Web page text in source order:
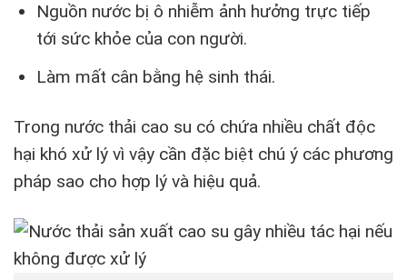
Nguồn nước bị ô nhiễm ảnh hưởng trực tiếp
tới sức khỏe của con người.
Làm mất cân bằng hệ sinh thái.
Trong nước thải cao su có chứa nhiều chất độc
hại khó xử lý vì vậy cần đặc biệt chú ý các phương
pháp sao cho hợp lý và hiệu quả.